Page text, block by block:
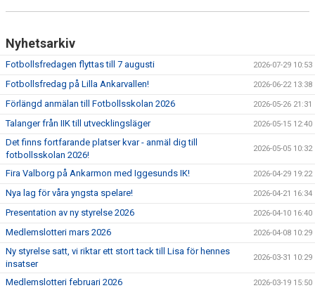
Nyhetsarkiv
Fotbollsfredagen flyttas till 7 augusti 2026-07-29 10:53
Fotbollsfredag på Lilla Ankarvallen! 2026-06-22 13:38
Förlängd anmälan till Fotbollsskolan 2026 2026-05-26 21:31
Talanger från IIK till utvecklingsläger 2026-05-15 12:40
Det finns fortfarande platser kvar - anmäl dig till
fotbollsskolan 2026!
2026-05-05 10:32
Fira Valborg på Ankarmon med Iggesunds IK! 2026-04-29 19:22
Nya lag för våra yngsta spelare! 2026-04-21 16:34
Presentation av ny styrelse 2026 2026-04-10 16:40
Medlemslotteri mars 2026 2026-04-08 10:29
Ny styrelse satt, vi riktar ett stort tack till Lisa för hennes
insatser
2026-03-31 10:29
Medlemslotteri februari 2026 2026-03-19 15:50